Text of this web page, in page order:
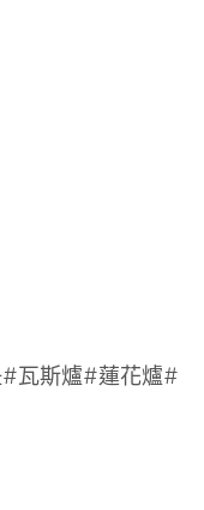
瓦斯爐#蓮花爐#